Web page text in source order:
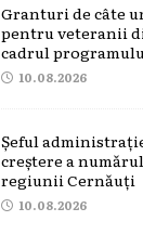
Granturi de câte
pentru veteranii
cadrul
10.08.2026
Șeful
creștere a
regiunii Cernăuți
10.08.2026